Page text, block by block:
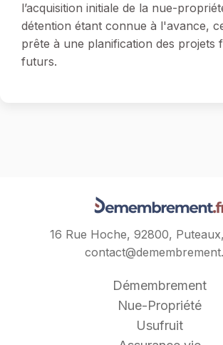
l’acquisition initiale de la nue-
détention étant connue à l'avance,
prête à une planification des projets
futurs.
16 Rue Hoche, 92800,
Démembrement
Nue-Propriété
Usufruit